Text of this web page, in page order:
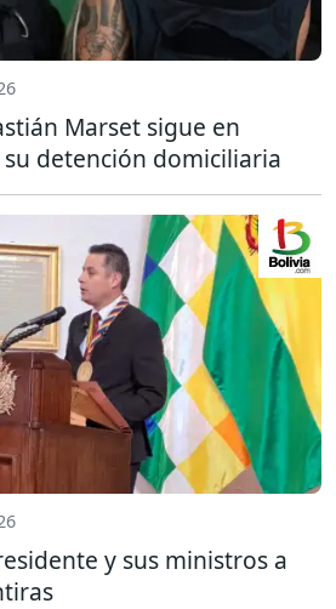
Marset sigue en
su detención domiciliaria
y sus ministros a